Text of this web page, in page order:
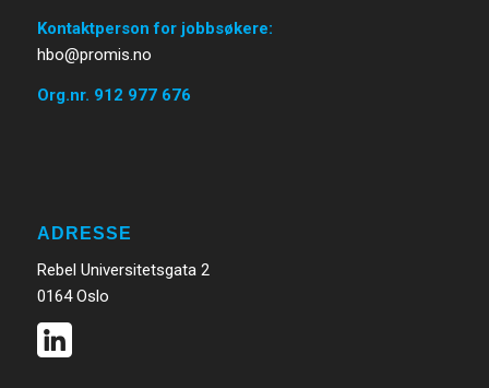
Kontaktperson for jobbsøkere:
hbo@promis.no
Org.nr. 912 977 676
ADRESSE
Rebel Universitetsgata 2
0164 Oslo